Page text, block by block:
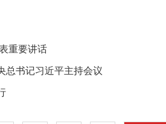
重要讲话
总书记习近平主持会议